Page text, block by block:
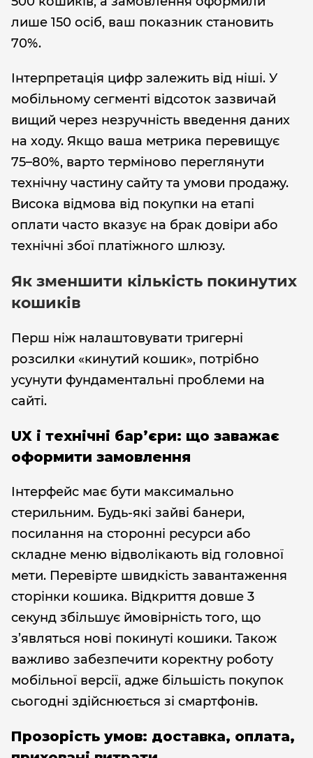
лише 150 осіб, ваш показник становить
70%.
Інтерпретація цифр залежить від ніші. У
мобільному сегменті відсоток зазвичай
вищий через незручність введення даних
на ходу. Якщо ваша метрика перевищує
75–80%, варто терміново переглянути
технічну частину сайту та умови продажу.
Висока відмова від покупки на етапі
оплати часто вказує на брак довіри або
технічні збої платіжного шлюзу.
Як зменшити кількість покинутих
кошиків
Перш ніж налаштовувати тригерні
розсилки «кинутий кошик», потрібно
усунути фундаментальні проблеми на
сайті.
UX і технічні бар’єри: що заважає
оформити замовлення
Інтерфейс має бути максимально
стерильним. Будь-які зайві банери,
посилання на сторонні ресурси або
складне меню відволікають від головної
мети. Перевірте швидкість завантаження
сторінки кошика. Відкриття довше 3
секунд збільшує ймовірність того, що
з’являться нові покинуті кошики. Також
важливо забезпечити коректну роботу
мобільної версії, адже більшість покупок
сьогодні здійснюється зі смартфонів.
Прозорість умов: доставка, оплата,